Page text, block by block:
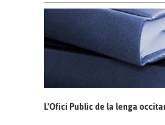
L'Ofici Public de la lenga